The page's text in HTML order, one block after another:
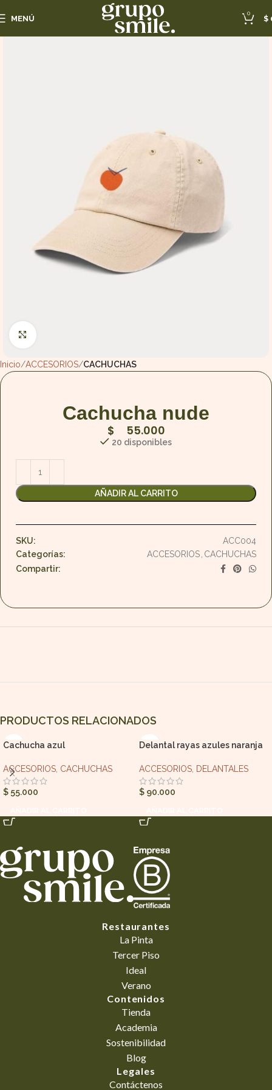
MENÚ
0
$
Inicio ACCESORIOS CACHUCHAS
Cachucha nude
$ 55.000
20 disponibles
AÑADIR AL CARRITO
SKU:
ACC004
Categorías:
ACCESORIOS CACHUCHAS
Compartir:
PRODUCTOS RELACIONADOS
Cachucha azul
ACCESORIOS CACHUCHAS
$ 55.000
Delantal rayas azules naranja
ACCESORIOS, DELANTALES
$90.000
Restaurantes
La Pinta
Tercer Piso
Ideal
Verano
Contenidos
Tienda
Academia
Sostenibilidad
Blog
Legales
Contáctenos